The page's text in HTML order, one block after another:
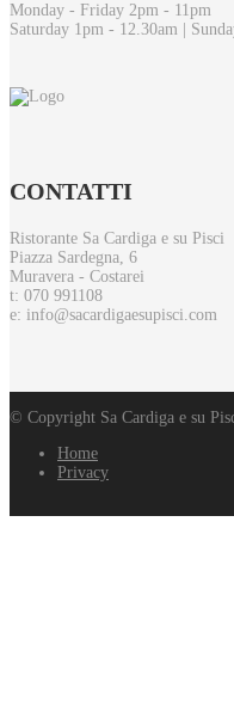
Monday - Friday 2pm - 11pm
Saturday 1pm - 12.30am |
CONTATTI
Ristorante Sa Cardiga e su Pisci
Piazza Sardegna, 6
Muravera - Costarei
t: 070 991108
e: info@sacardigaesupisci.com
© Copyright Sa Cardiga e su
Home
Privacy